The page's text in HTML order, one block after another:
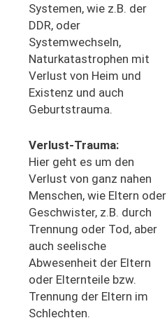
Systemen, wie z.B. der
DDR, oder
Systemwechseln,
Naturkatastrophen mit
Verlust von Heim und
Existenz und auch
Geburtstrauma.
Verlust-Trauma:
Hier geht es um den
Verlust von ganz nahen
Menschen, wie Eltern oder
Geschwister, z.B. durch
Trennung oder Tod, aber
auch seelische
Abwesenheit der Eltern
oder Elternteile bzw.
Trennung der Eltern im
Schlechten.